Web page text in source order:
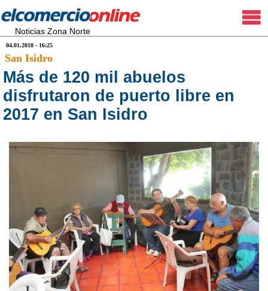
Noticias Zona Norte
04.01.2018 - 16:25
San Isidro
Más de 120 mil abuelos
disfrutaron de puerto libre en
2017 en San Isidro